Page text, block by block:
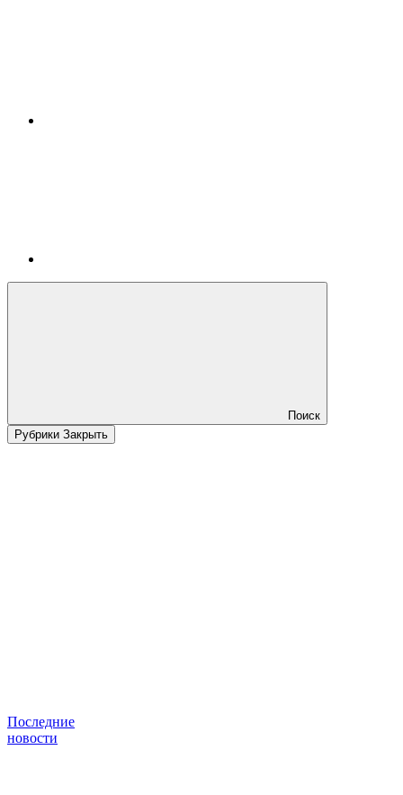
Поиск
Рубрики Закрыть
Последние
новости